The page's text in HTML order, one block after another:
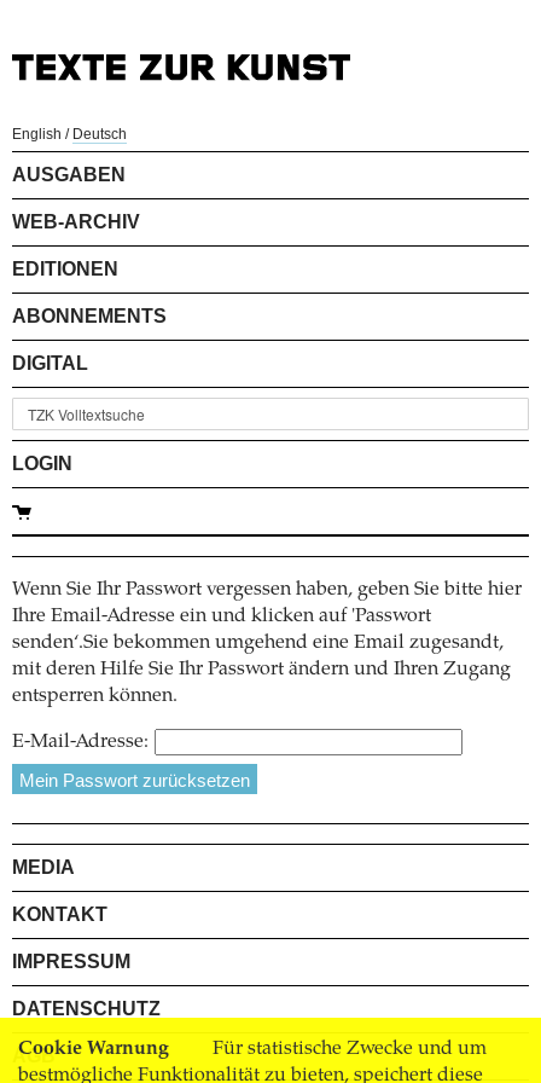
Cookie Warnung
Für statistische Zwecke und um
bestmögliche Funktionalität zu bieten, speichert diese
English / Deutsch
AUSGABEN
WEB-ARCHIV
EDITIONEN
ABONNEMENTS
DIGITAL
LOGIN
Wenn Sie Ihr Passwort vergessen haben, geben Sie bitte hier
Ihre Email-Adresse ein und klicken auf 'Passwort
senden‘.Sie bekommen umgehend eine Email zugesandt,
mit deren Hilfe Sie Ihr Passwort ändern und Ihren Zugang
entsperren können.
E-Mail-Adresse:
MEDIA
KONTAKT
IMPRESSUM
DATENSCHUTZ
AGB